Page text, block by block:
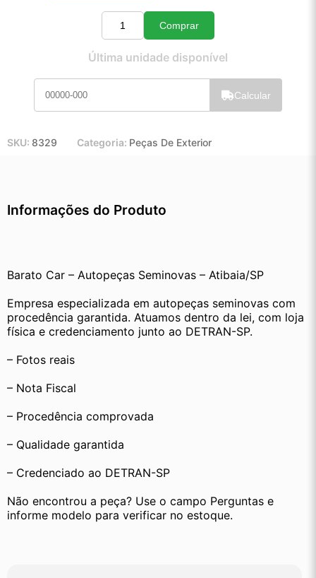
10x de R$ 5,44
11x de R$ 5,00
Quantidade
Comprar
Última unidade disponível
Calcular
SKU: 8329 Categoria: Peças De Exterior
Informações do Produto
Barato Car – Autopeças Seminovas – Atibaia/SP
Empresa especializada em autopeças seminovas com
procedência garantida. Atuamos dentro da lei, com loja
física e credenciamento junto ao DETRAN-SP.
– Fotos reais
– Nota Fiscal
– Procedência comprovada
– Qualidade garantida
– Credenciado ao DETRAN-SP
Não encontrou a peça? Use o campo Perguntas e
informe modelo para verificar no estoque.